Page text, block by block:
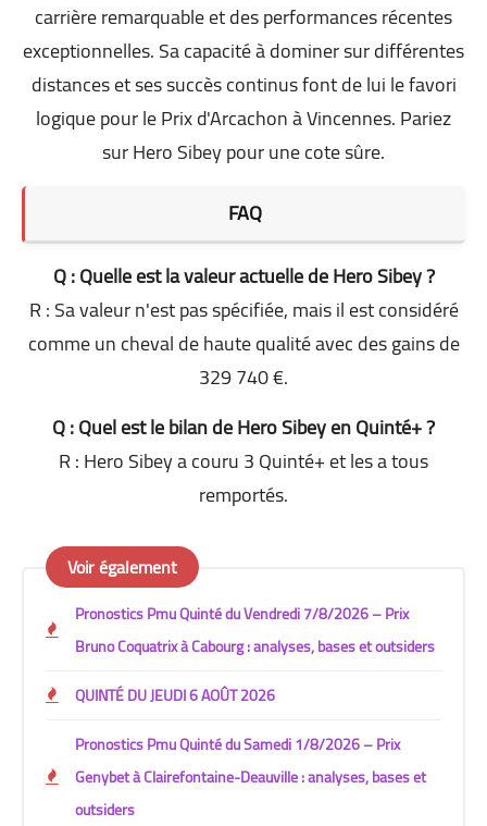
carrière remarquable et des performances récentes
exceptionnelles. Sa capacité à dominer sur différentes
distances et ses succès continus font de lui le favori
logique pour le Prix d'Arcachon à Vincennes. Pariez
sur Hero Sibey pour une cote sûre.
FAQ
Q : Quelle est la valeur actuelle de Hero Sibey ?
R : Sa valeur n'est pas spécifiée, mais il est considéré
comme un cheval de haute qualité avec des gains de
329 740 €.
Q : Quel est le bilan de Hero Sibey en Quinté+ ?
R : Hero Sibey a couru 3 Quinté+ et les a tous
remportés.
Voir également
Pronostics Pmu Quinté du Vendredi 7/8/2026 – Prix
Bruno Coquatrix à Cabourg : analyses, bases et outsiders
QUINTÉ DU JEUDI 6 AOÛT 2026
Pronostics Pmu Quinté du Samedi 1/8/2026 – Prix
Genybet à Clairefontaine-Deauville : analyses, bases et
outsiders